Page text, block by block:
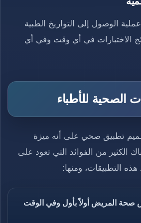
الوصول إلى التواريخ الطبية
الاختبارات في أي وقت وفي أي
الصحية للأطباء
تطبيق صحي على أنه ميزة
الكثير من الفوائد التي تعود على
هذه التطبيقات، ومنها:
صحة المريض أولاً بأول وفي الوقت